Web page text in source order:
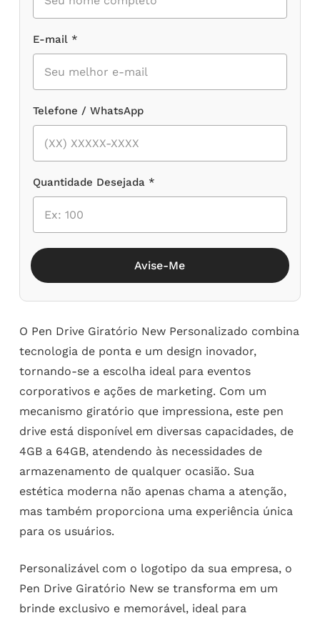
E-mail *
Telefone / WhatsApp
Quantidade Desejada *
Avise-Me
O Pen Drive Giratório New Personalizado combina
tecnologia de ponta e um design inovador,
tornando-se a escolha ideal para eventos
corporativos e ações de marketing. Com um
mecanismo giratório que impressiona, este pen
drive está disponível em diversas capacidades, de
4GB a 64GB, atendendo às necessidades de
armazenamento de qualquer ocasião. Sua
estética moderna não apenas chama a atenção,
mas também proporciona uma experiência única
para os usuários.
Personalizável com o logotipo da sua empresa, o
Pen Drive Giratório New se transforma em um
brinde exclusivo e memorável, ideal para